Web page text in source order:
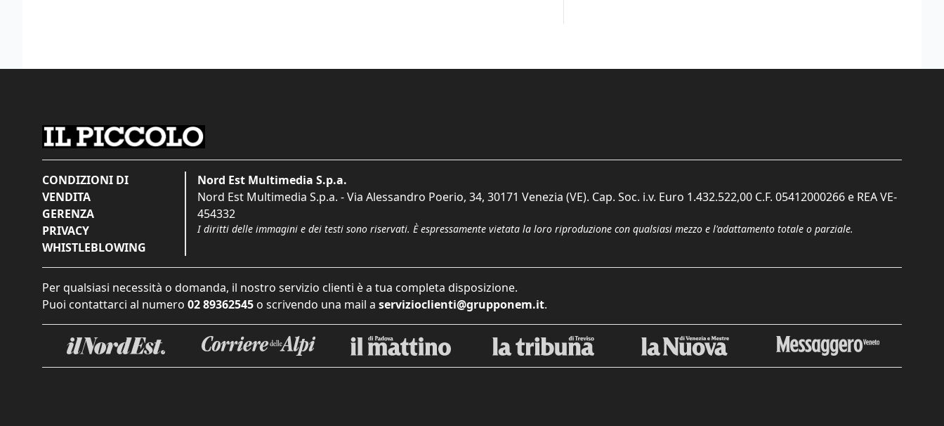
CONDIZIONI DI
VENDITA
GERENZA
PRIVACY
WHISTLEBLOWING
Nord Est Multimedia S.p.a.
Nord Est Multimedia S.p.a. - Via Alessandro Poerio, 34, 30171 Venezia (VE). Cap. Soc. i.v. Euro 1.432.522,00 C.F. 05412000266 e REA VE-
454332
I diritti delle immagini e dei testi sono riservati. È espressamente vietata la loro riproduzione con qualsiasi mezzo e l'adattamento totale o parziale.
Per qualsiasi necessità o domanda, il nostro servizio clienti è a tua completa disposizione.
Puoi contattarci al numero 02 89362545 o scrivendo una mail a servizioclienti@grupponem.it.